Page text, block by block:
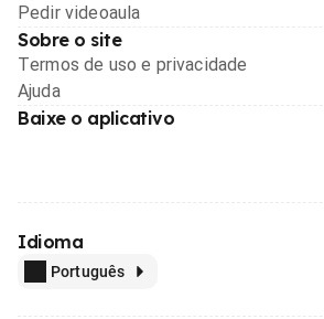
Pedir videoaula
Sobre o site
Termos de uso e privacidade
Ajuda
Baixe o aplicativo
Idioma
Português